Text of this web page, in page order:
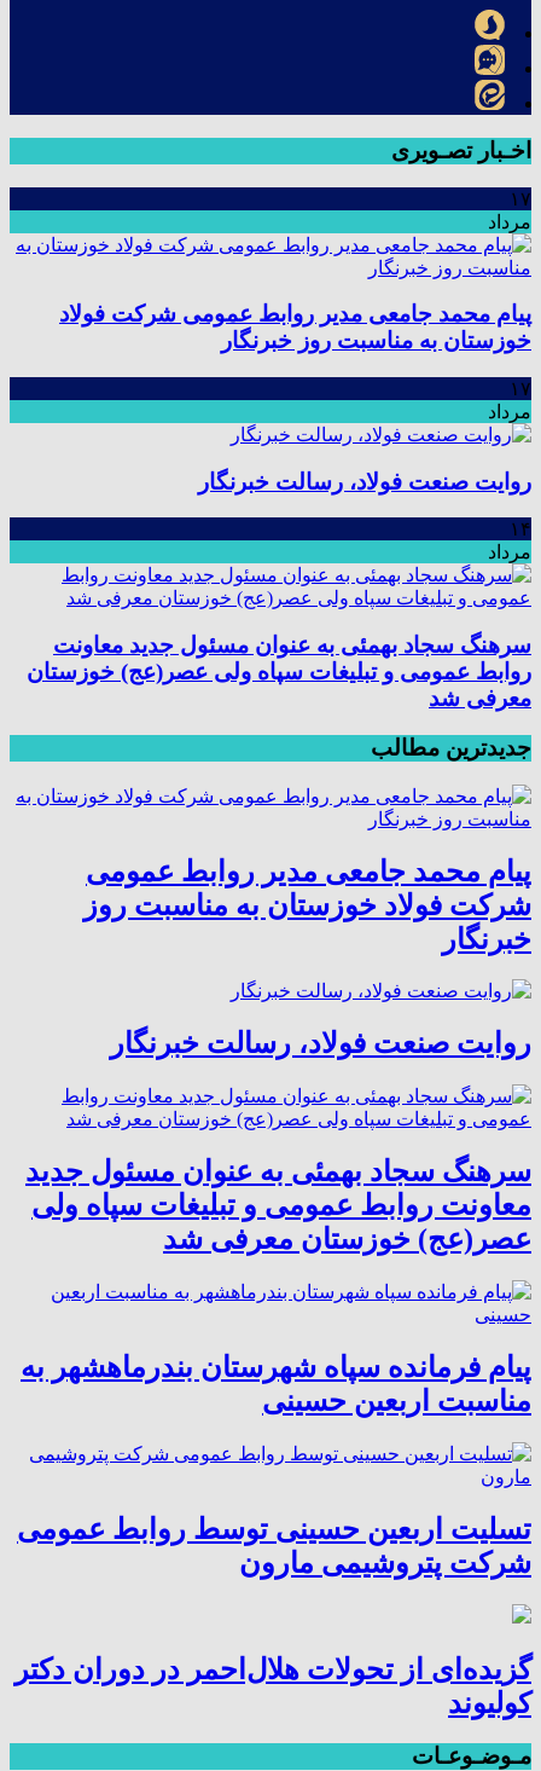
اخـبار تصـویری
۱۷
مرداد
پیام محمد جامعی مدیر روابط عمومی شرکت فولاد
خوزستان به مناسبت روز خبرنگار
۱۷
مرداد
روایت صنعت فولاد،‌ رسالت خبرنگار
۱۴
مرداد
سرهنگ سجاد بهمئی به عنوان مسئول جدید معاونت
روابط عمومی و تبلیغات سپاه ولی عصر(عج) خوزستان
معرفی شد
جدیدترین مطالب
پیام محمد جامعی مدیر روابط عمومی
شرکت فولاد خوزستان به مناسبت روز
خبرنگار
روایت صنعت فولاد،‌ رسالت خبرنگار
سرهنگ سجاد بهمئی به عنوان مسئول جدید
معاونت روابط عمومی و تبلیغات سپاه ولی
عصر(عج) خوزستان معرفی شد
پیام فرمانده سپاه شهرستان بندرماهشهر به
مناسبت اربعین حسینی
تسلیت اربعین حسینی توسط روابط عمومی
شرکت پتروشیمی مارون
گزیده‌ای از تحولات هلال‌احمر در دوران دکتر
کولیوند
مـوضـوعـات